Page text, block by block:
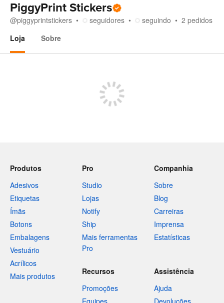
PiggyPrint Stickers
@piggyprintstickers seguidores seguindo 2 pedidos
Loja
Sobre
Produtos
Adesivos
Etiquetas
Ímãs
Botons
Embalagens
Vestuário
Acrílicos
Mais produtos
Pro
Studio
Lojas
Notify
Ship
Mais ferramentas
Pro
Companhia
Sobre
Blog
Carreiras
Imprensa
Estatísticas
Recursos
Promoções
Equipes
Assistência
Ajuda
Devoluções